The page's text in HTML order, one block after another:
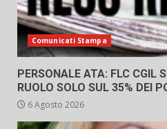
Comunicati Stampa
PERSONALE ATA: FLC CGIL
RUOLO SOLO SUL 35% DEI
6 Agosto 2026